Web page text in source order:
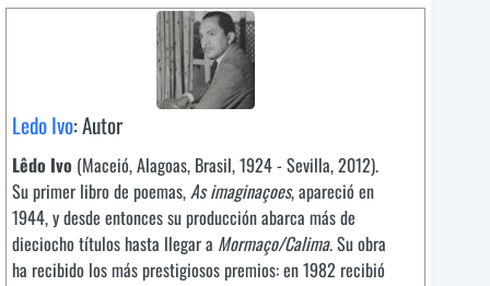
Ledo Ivo: Autor
Lêdo Ivo (Maceió, Alagoas, Brasil, 1924 - Sevilla, 2012).
Su primer libro de poemas,As imaginaçoes, apareció en
1944, y desde entonces su producción abarca más de
dieciocho títulos hasta llegar a Mormaço/Calima. Su obra
ha recibido los más prestigiosos premios: en 1982 recibió